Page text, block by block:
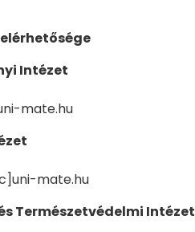
Intézet
mate.hu
mate.hu
Természetvédelmi Intézet